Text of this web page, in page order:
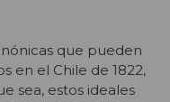
que pueden
en el Chile de 1822,
sea, estos ideales